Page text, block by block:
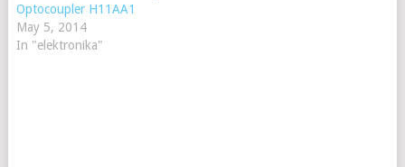
Optocoupler H11AA1
May 5, 2014
In "elektronika"